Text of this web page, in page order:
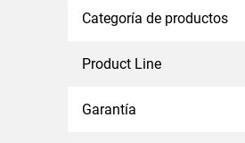
Categoría de productos
Product Line
Garantía